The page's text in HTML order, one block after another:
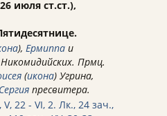
июля ст.ст.),
), Ермиппа и
Прмц.
(икона) Угрина,
Сергия пресвитера.
22 - VI, 2. Лк., 24 зач.,